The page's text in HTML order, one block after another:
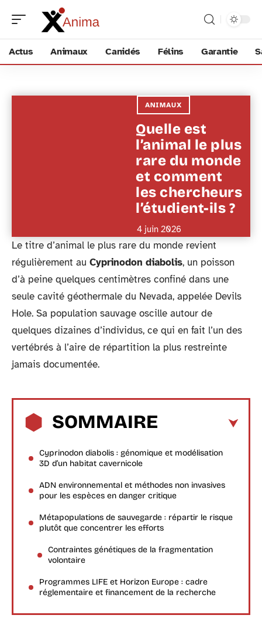
Actus Animaux Canidés Félins Garantie
ANIMAUX
Quelle est
l’animal le plus
rare du monde
et comment
les chercheurs
l’étudient-ils ?
4 juin 2026
Le titre d’animal le plus rare du monde revient
régulièrement au Cyprinodon diabolis, un poisson
d’à peine quelques centimètres confiné dans une
seule cavité géothermale du Nevada, appelée Devils
Hole. Sa population sauvage oscille autour de
quelques dizaines d’individus, ce qui en fait l’un des
vertébrés à l’aire de répartition la plus restreinte
jamais documentée.
SOMMAIRE
Cyprinodon diabolis : génomique et modélisation
3D d’un habitat cavernicole
ADN environnemental et méthodes non invasives
pour les espèces en danger critique
Métapopulations de sauvegarde : répartir le risque
plutôt que concentrer les efforts
Contraintes génétiques de la fragmentation
volontaire
Programmes LIFE et Horizon Europe : cadre
réglementaire et financement de la recherche